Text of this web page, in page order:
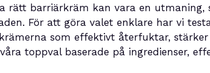
rätt barriärkräm kan vara en
För att göra valet enklare har vi
som effektivt återfuktar,
toppval baserade på ingredienser,